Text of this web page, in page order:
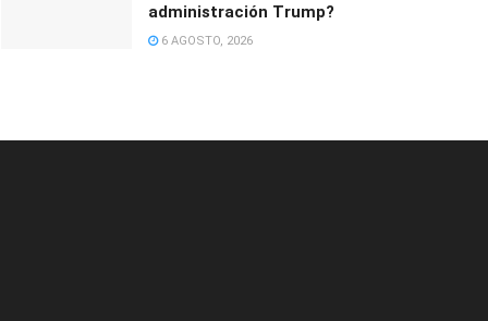
administración Trump?
6 AGOSTO, 2026